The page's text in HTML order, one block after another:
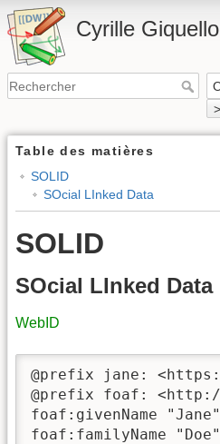
Cyrille Giquello
>
Table des matières
SOLID
SOcial LInked Data
SOLID
SOcial LInked Data
WebID
@prefix jane:
@prefix foaf: <http://
foaf:givenName
foaf:familyName